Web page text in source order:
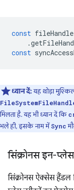
const fileHandle
.
const
ध्यान दें:यह थोड़ा
मिलता है. यह भी ध्यान दें कि
भले ही, इसके नाम मेंSync
सिंक्रोनस इन-
सिंक्रोनस ऐक्सेस